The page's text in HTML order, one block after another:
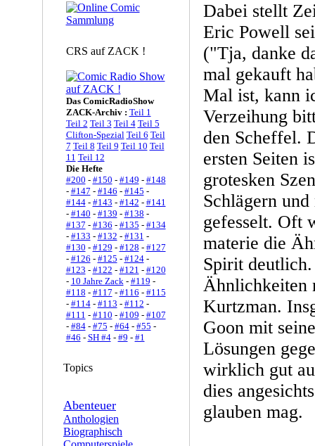
CRS auf ZACK !
Das ComicRadioShow
ZACK-Archiv : Teil 1
Teil 2 Teil 3 Teil 4 Teil 5
Clifton-Spezial Teil 6 Teil
7 Teil 8 Teil 9 Teil 10 Teil
11 Teil 12
Die Hefte
#200 - #150 - #149 - #148
- #147 - #146 - #145 -
#144- #143 - #142 - #141
- #140 - #139 - #138 -
#137 - #136 - #135 - #134
- #133 - #132 - #131 -
#130 - #129 - #128 - #127
- #126 - #125 - #124-
#123 - #122 - #121 - #120
- 10 Jahre Zack- #119 -
#118 - #117 - #116 - #115
- #114- #113 - #112 -
#111 - #110 - #109 - #107
- #84- #75 - #64- #55 -
#46 - SH #4- #9 - #1
Topics
Abenteuer
Anthologien
Biographisch
Dabei stellt
Eric Powell
("Tja, danke
mal gekauft
Mal ist, kann
Verzeihung
den Scheffel.
ersten Seiten
grotesken
Schlägern
gefesselt. Oft
materie die
Spirit
Ähnlichkeiten
Kurtzman.
Goon mit
Lösungen
wirklich gut
dies
glauben mag.